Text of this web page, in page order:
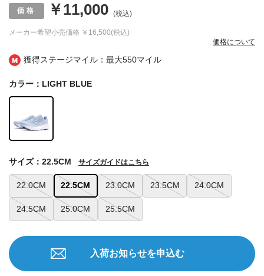
獲得ステージマイル：最大550マイル
メーカー希望小売価格 ￥16,500(税込)
￥11,000 (税込)
価格について
カラー：LIGHT BLUE
22.0CM 22.5CM 23.0CM 23.5CM 24.0CM
24.5CM 25.0CM 25.5CM
サイズ：22.5CM サイズガイドはこちら
入荷お知らせを申込む